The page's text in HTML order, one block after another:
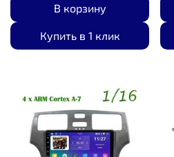
В корзину
Купить в 1 клик